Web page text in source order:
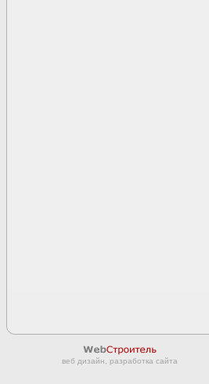
веб дизайн, разработка сайта